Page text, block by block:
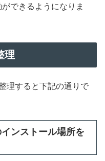
できるようになりま
理
理すると下記の通りで
ンストール場所を